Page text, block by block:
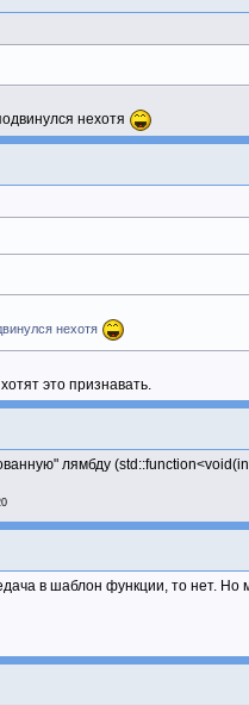
нехотя
нехотя
это признавать.
лямбду
в шаблон функции, то нет.